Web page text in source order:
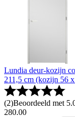
Lundia deur-kozijn
211,5 cm (kozijn 56
(2)Beoordeeld met
280.00